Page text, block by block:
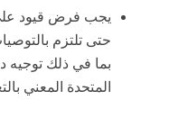
يجب فرض قيود على
حتى تلتزم
بما في ذلك توجيه
المتحدة المعني